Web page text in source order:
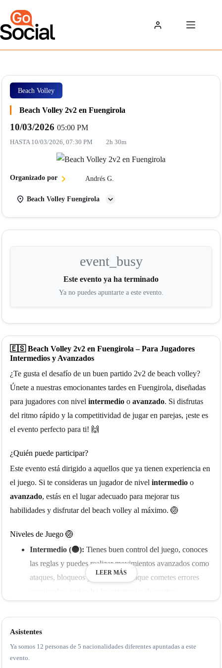
contenido
Beach Volley
Beach Volley 2v2 en Fuengirola
10/03/2026 05:00 PM
HASTA 10/03/2026, 07:30 PM 2h 30m
Organizado por Andrés G.
Beach Volley Fuengirola
event_busy
Este evento ya ha terminado
Ya no puedes apuntarte a este evento.
🇪🇸 Beach Volley 2v2 en Fuengirola – Para Jugadores
Intermedios y Avanzados
¿Te gusta el desafío de un buen partido 2v2 de beach volley?
Únete a nuestras emocionantes tardes en Fuengirola, diseñadas
para jugadores con nivel intermedio o avanzado. Si disfrutas
del ritmo rápido y la competitividad de jugar en parejas, ¡este es
el evento perfecto para ti! 🙌
¿Quién puede participar?
Este evento está dirigido a aquellos que ya tienen experiencia en
el juego. Si te consideras un jugador de nivel intermedio o
avanzado, estás en el lugar adecuado para mejorar tus
habilidades y disfrutar del beach volley al máximo. 🏐
Niveles de Juego 🏐
Intermedio (🟠): Tienes buen control del juego, conoces
las reglas y puedes realizar movimientos avanzados como
ataques, bloqueos y defensas. Aunque cometes errores
tácticas del beach volley. Eres consistente, preciso y
trabajas eficazmente con tu compañero para ejecutar
jugadas estratégicas en diferentes situaciones.
LEER MÁS
Asistentes
Ya somos 12 personas de 5 nacionalidades diferentes apuntadas a este
evento.